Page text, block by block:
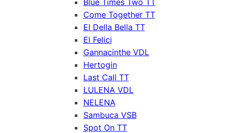
Blue Times Two TT
Come Together TT
El Della Bella TT
El Felici
Gannacinthe VDL
Hertogin
Last Call TT
LULENA VDL
NELENA
Sambuca VSB
Spot On TT